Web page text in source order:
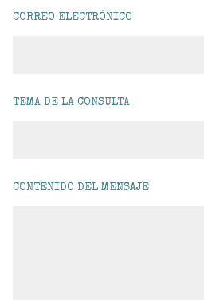
CORREO ELECTRÓNICO
TEMA DE LA CONSULTA
CONTENIDO DEL MENSAJE